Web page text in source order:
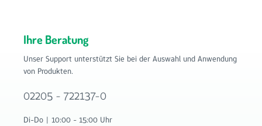
Ihre Beratung
Unser Support unterstützt Sie bei der Auswahl und Anwendung
von Produkten.
02205 - 722137-0
Di-Do | 10:00 - 15:00 Uhr